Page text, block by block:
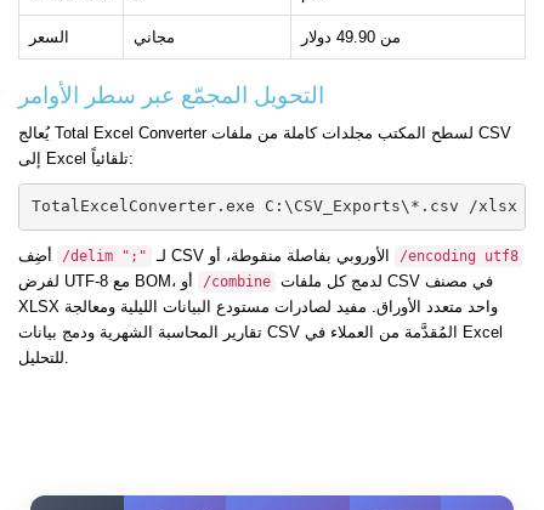
السعر مجاني من 49.90 دولار
التحويل المجمّع عبر سطر الأوامر
يُعالج Total Excel Converter لسطح المكتب مجلدات كاملة من ملفات CSV
إلى Excel تلقائياً:
TotalExcelConverter.exe C:\CSV_Exports\*.csv /xlsx
/delim ";" /encoding utf8
/combine
XLSX واحد متعدد الأوراق. مفيد لصادرات مستودع البيانات الليلية ومعالجة
تقارير المحاسبة الشهرية ودمج بيانات CSV المُقدَّمة من العملاء في Excel